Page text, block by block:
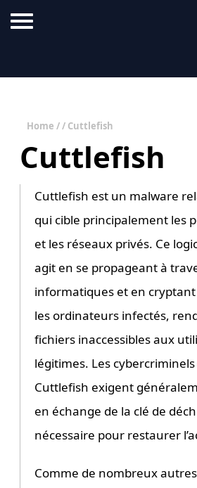
Home / / Cuttlefish
Cuttlefish
Cuttlefish est un malware
qui cible principalement les
et les réseaux privés. Ce
agit en se propageant à
informatiques et en
les ordinateurs infectés,
fichiers inaccessibles aux
légitimes. Les
Cuttlefish exigent
en échange de la clé de
nécessaire pour restaurer
Comme de nombreux